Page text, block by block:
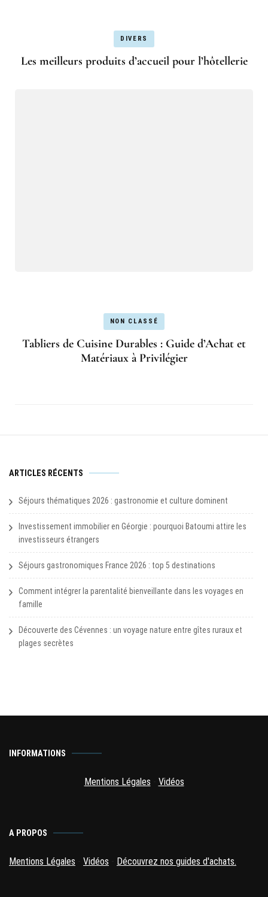
DIVERS
Les meilleurs produits d’accueil pour l’hôtellerie
NON CLASSÉ
Tabliers de Cuisine Durables : Guide d’Achat et
Matériaux à Privilégier
ARTICLES RÉCENTS
Séjours thématiques 2026 : gastronomie et culture dominent
Investissement immobilier en Géorgie : pourquoi Batoumi attire les
investisseurs étrangers
Séjours gastronomiques France 2026 : top 5 destinations
Comment intégrer la parentalité bienveillante dans les voyages en
famille
Découverte des Cévennes : un voyage nature entre gîtes ruraux et
plages secrètes
INFORMATIONS
Mentions Légales Vidéos
A PROPOS
Mentions Légales Vidéos Découvrez nos guides d'achats.